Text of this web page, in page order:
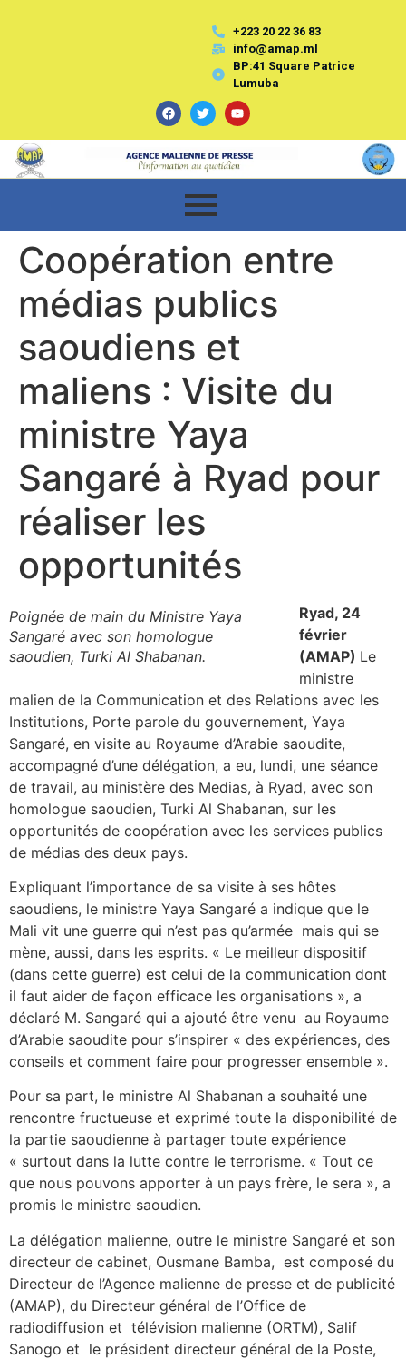
+223 20 22 36 83
info@amap.ml
BP:41 Square Patrice
Lumuba
Coopération entre
médias publics
saoudiens et
maliens : Visite du
ministre Yaya
Sangaré à Ryad pour
réaliser les
opportunités
Poignée de main du Ministre Yaya
Sangaré avec son homologue
saoudien, Turki Al Shabanan.
Ryad, 24
février
(AMAP) Le
ministre
malien de la Communication et des Relations avec les
Institutions, Porte parole du gouvernement, Yaya
Sangaré, en visite au Royaume d’Arabie saoudite,
accompagné d’une délégation, a eu, lundi, une séance
de travail, au ministère des Medias, à Ryad, avec son
homologue saoudien, Turki Al Shabanan, sur les
opportunités de coopération avec les services publics
de médias des deux pays.
Expliquant l’importance de sa visite à ses hôtes
saoudiens, le ministre Yaya Sangaré a indique que le
Mali vit une guerre qui n’est pas qu’armée mais qui se
mène, aussi, dans les esprits. « Le meilleur dispositif
(dans cette guerre) est celui de la communication dont
il faut aider de façon efficace les organisations », a
déclaré M. Sangaré qui a ajouté être venu au Royaume
d’Arabie saoudite pour s’inspirer « des expériences, des
conseils et comment faire pour progresser ensemble ».
Pour sa part, le ministre Al Shabanan a souhaité une
rencontre fructueuse et exprimé toute la disponibilité de
la partie saoudienne à partager toute expérience
« surtout dans la lutte contre le terrorisme. « Tout ce
que nous pouvons apporter à un pays frère, le sera », a
promis le ministre saoudien.
La délégation malienne, outre le ministre Sangaré et son
directeur de cabinet, Ousmane Bamba, est composé du
Directeur de l’Agence malienne de presse et de publicité
(AMAP), du Directeur général de l’Office de
radiodiffusion et télévision malienne (ORTM), Salif
Sanogo et le président directeur général de la Poste,